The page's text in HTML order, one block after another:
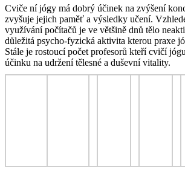
Cviče ní jógy má dobrý účinek na zvýšení
zvyšuje jejich paměť a výsledky učení.
využívání počítačů je ve většině dnů tělo
důležitá psycho-fyzická aktivita kterou praxe
Stále je rostoucí počet profesorů kteří cvičí
účinku na udržení tělesné a duševní vitality.